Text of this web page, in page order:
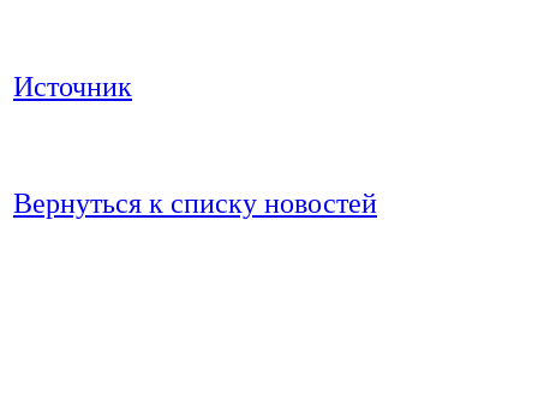
Источник
Вернуться к списку новостей